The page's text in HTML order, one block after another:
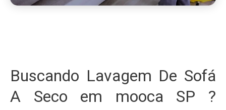
Buscando Lavagem De Sofá
A Seco em mooca SP ?